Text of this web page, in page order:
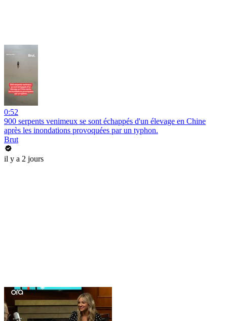
0:52
900 serpents venimeux se sont échappés d'un élevage en Chine
après les inondations provoquées par un typhon.
Brut
il y a 2 jours